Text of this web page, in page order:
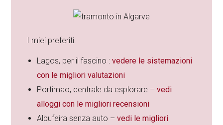
I miei preferiti:
Lagos, per il fascino :vedere le sistemazioni
con le migliori valutazioni
Portimao, centrale da esplorare –vedi
alloggi con le migliori recensioni
Albufeira senza auto –vedi le migliori